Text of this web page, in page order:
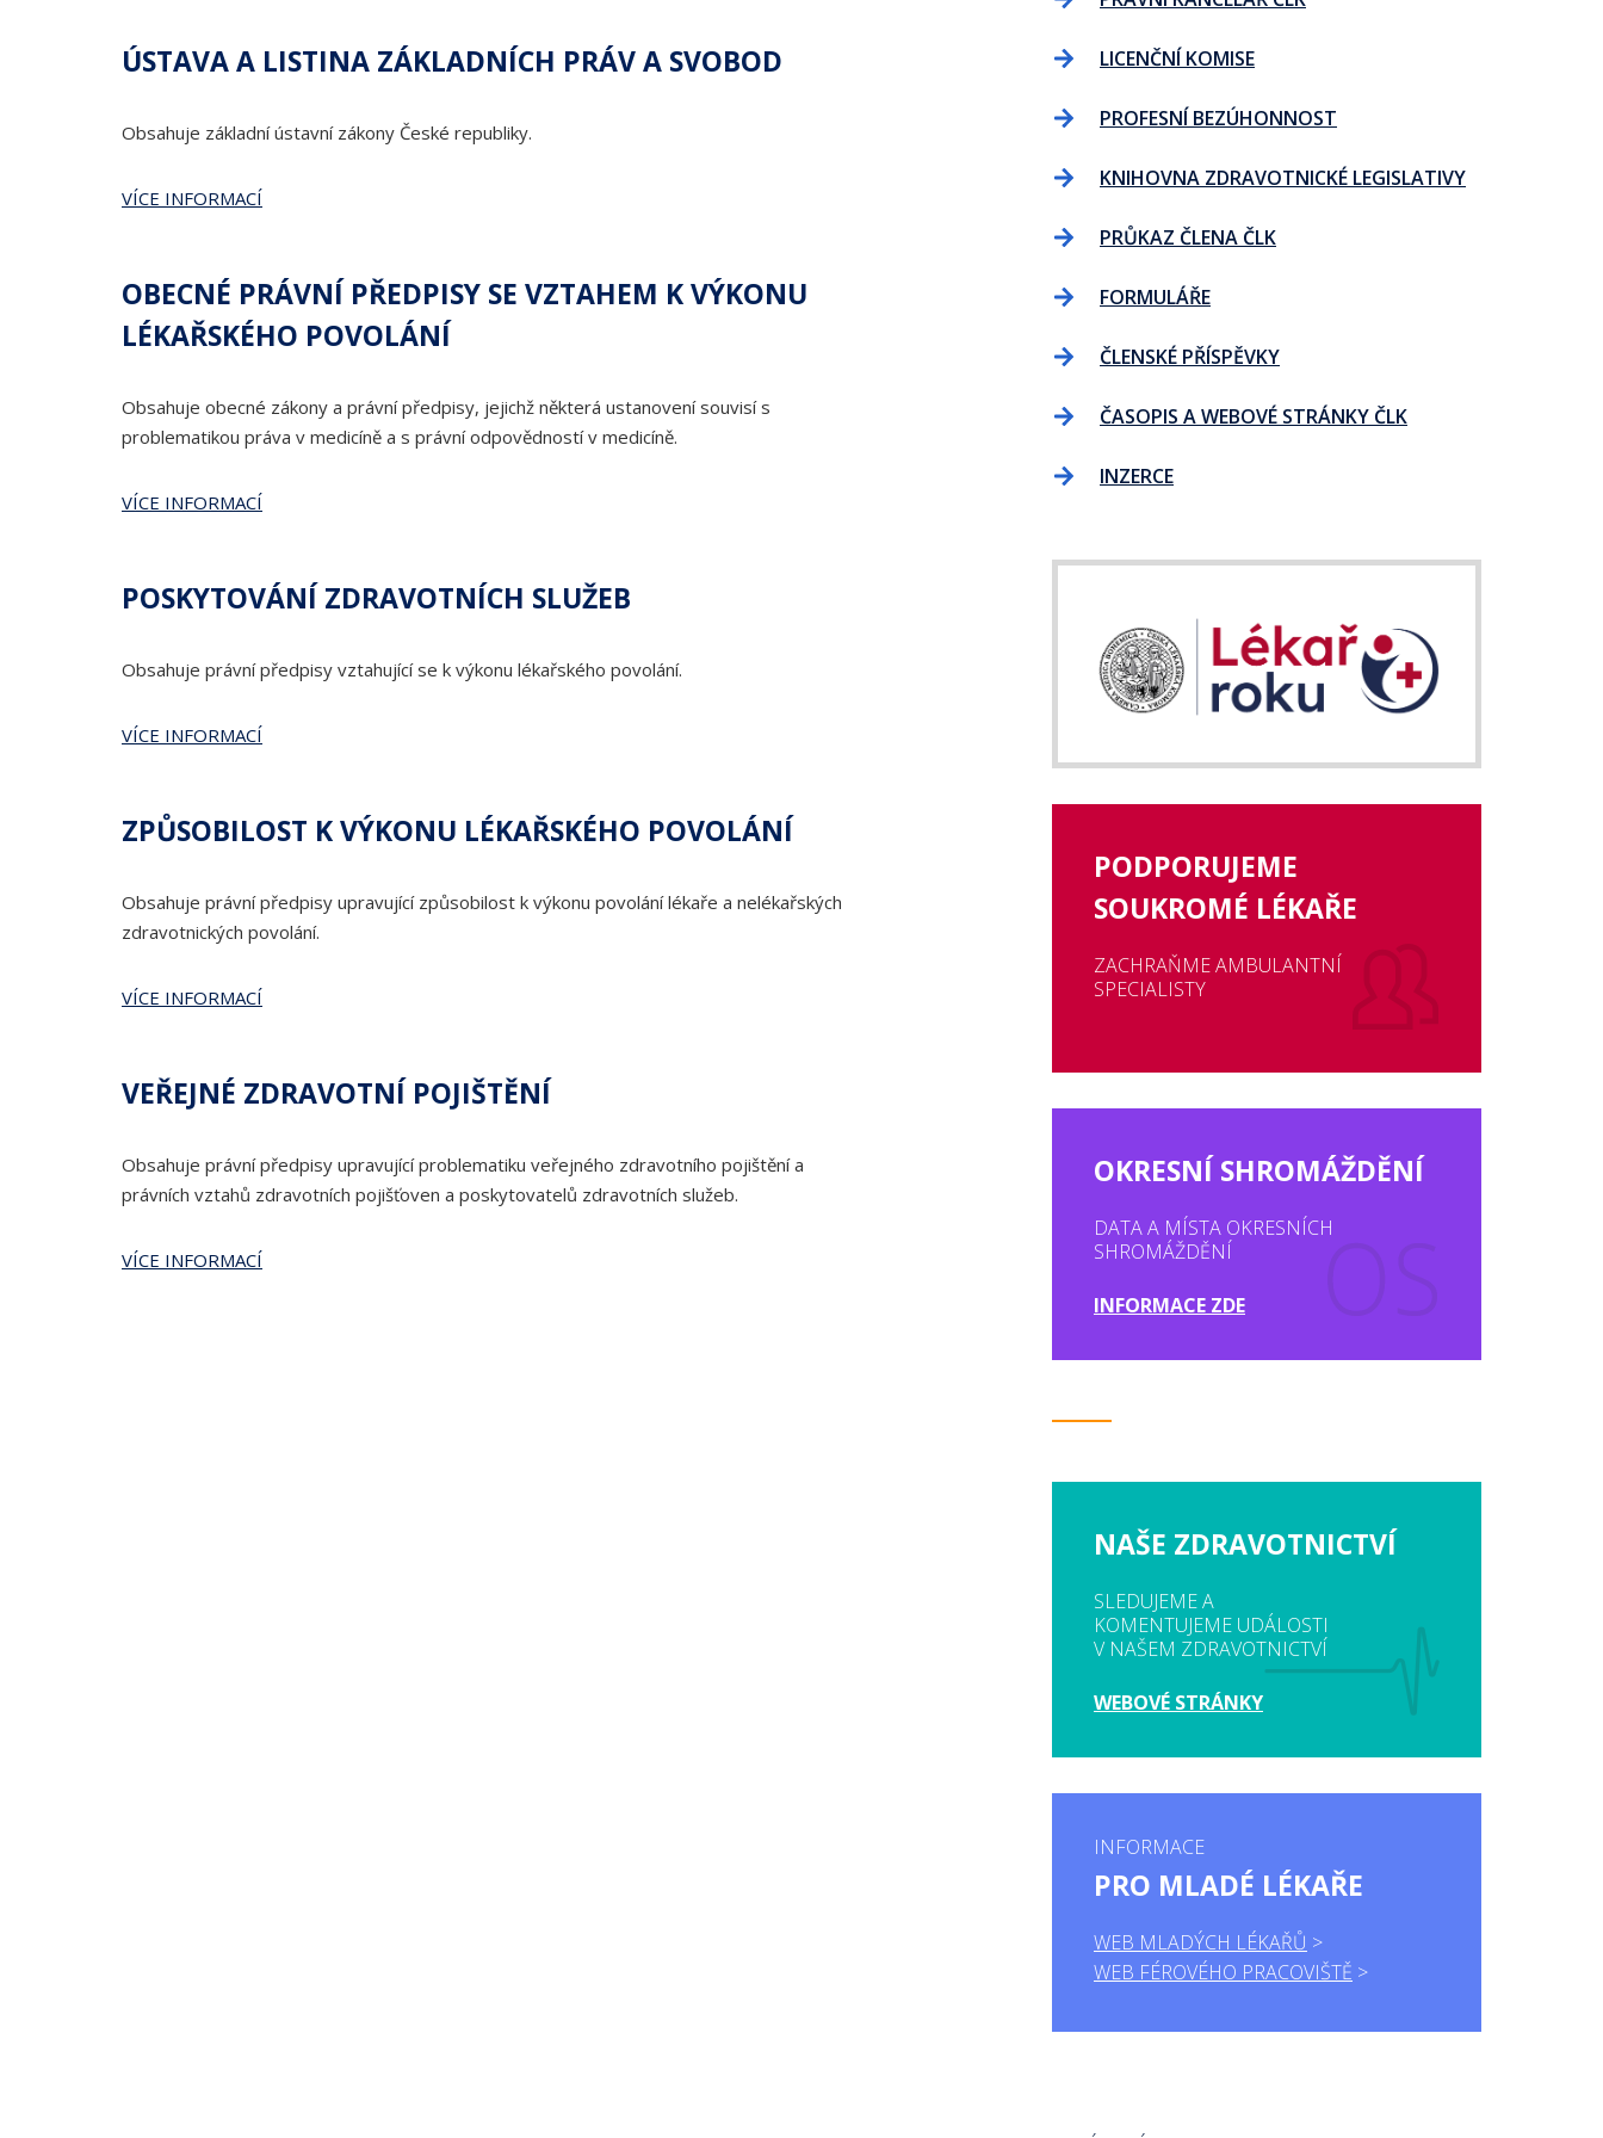
ÚSTAVA A LISTINA ZÁKLADNÍCH PRÁV A SVOBOD
Obsahuje základní ústavní zákony České republiky.
VÍCE INFORMACÍ
OBECNÉ PRÁVNÍ PŘEDPISY SE VZTAHEM K VÝKONU
LÉKAŘSKÉHO POVOLÁNÍ
Obsahuje obecné zákony a právní předpisy, jejichž některá ustanovení souvisí s
problematikou práva v medicíně a s právní odpovědností v medicíně.
VÍCE INFORMACÍ
POSKYTOVÁNÍ ZDRAVOTNÍCH SLUŽEB
Obsahuje právní předpisy vztahující se k výkonu lékařského povolání.
VÍCE INFORMACÍ
ZPŮSOBILOST K VÝKONU LÉKAŘSKÉHO POVOLÁNÍ
Obsahuje právní předpisy upravující způsobilost k výkonu povolání lékaře a nelékařských
zdravotnických povolání.
VÍCE INFORMACÍ
VEŘEJNÉ ZDRAVOTNÍ POJIŠTĚNÍ
Obsahuje právní předpisy upravující problematiku veřejného zdravotního pojištění a
právních vztahů zdravotních pojišťoven a poskytovatelů zdravotních služeb.
VÍCE INFORMACÍ
LICENČNÍ KOMISE
PROFESNÍ BEZÚHONNOST
KNIHOVNA ZDRAVOTNICKÉ LEGISLATIVY
PRŮKAZ ČLENA ČLK
FORMULÁŘE
ČLENSKÉ PŘÍSPĚVKY
ČASOPIS A WEBOVÉ STRÁNKY ČLK
INZERCE
PODPORUJEME
SOUKROMÉ LÉKAŘE
ZACHRAŇME AMBULANTNÍ
SPECIALISTY
OKRESNÍ SHROMÁŽDĚNÍ
DATA A MÍSTA OKRESNÍCH
SHROMÁŽDĚNÍ
INFORMACE ZDE
NAŠE ZDRAVOTNICTVÍ
SLEDUJEME A
KOMENTUJEME UDÁLOSTI
V NAŠEM ZDRAVOTNICTVÍ
WEBOVÉ STRÁNKY
INFORMACE
PRO MLADÉ LÉKAŘE
WEB MLADÝCH LÉKAŘŮ
WEB FÉROVÉHO PRACOVIŠTĚ